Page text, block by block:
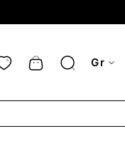
Cart Gr